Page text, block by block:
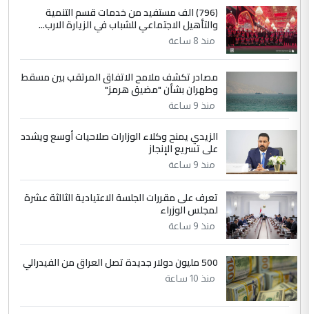
سردار
التعليق : واحد من عصابة علي ماما يسقط
جنسية الرافد الثالث للعراق ومن اصول عريقة
ابا فرات ...
الجواهري يرد على صدام حسين سل
مضجعيك يابن الزنا (نص كامل)
5
التعليق : تحياتي لك استاذ حامدتركان. كلام
دقيق ومسؤول؛ فالاستثمار الحقيقي للإنسان
الموضوع :
بين الإهمال واغتصاب الأرض.. بلاد
الرافدين تعاني الجفاف والتصحر!!
(796) الف مستفيد من خدمات قسم التنمية
والتأهيل الاجتماعي للشباب في الزيارة الارب...
منذ 8 ساعة
مصادر تكشف ملامح الاتفاق المرتقب بين مسقط
وطهران بشأن "مضيق هرمز"
منذ 9 ساعة
الزيدي يمنح وكلاء الوزارات صلاحيات أوسع ويشدد
على تسريع الإنجاز
منذ 9 ساعة
تعرف على مقررات الجلسة الاعتيادية الثالثة عشرة
لمجلس الوزراء
منذ 9 ساعة
500 مليون دولار جديدة تصل العراق من الفيدرالي
منذ 10 ساعة